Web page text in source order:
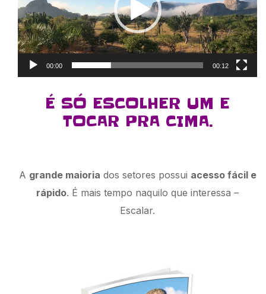
00:00 00:12
É SÓ ESCOLHER UM E
TOCAR PRA CIMA.
A grande maioria dos setores possui acesso fácil e
rápido. É mais tempo naquilo que interessa –
Escalar.